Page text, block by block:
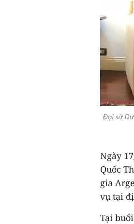
Đại sứ
Ngày
Quốc
gia
vụ tại
Tại